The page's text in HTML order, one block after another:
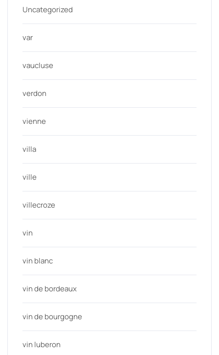
Uncategorized
var
vaucluse
verdon
vienne
villa
ville
villecroze
vin
vin blanc
vin de bordeaux
vin de bourgogne
vin luberon